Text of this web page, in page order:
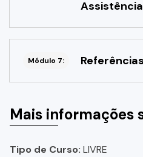
Módulo 7:
Mais informações
Tipo de Curso: LIVRE